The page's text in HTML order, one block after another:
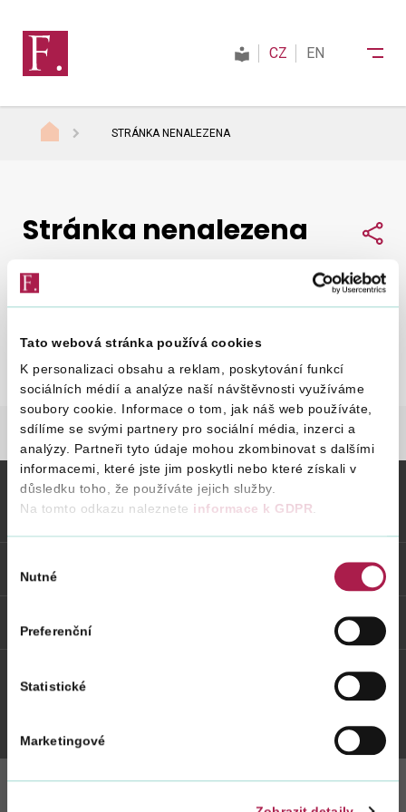
Tato webová stránka používá cookies
K personalizaci obsahu a reklam, poskytování funkcí
sociálních médií a analýze naší návštěvnosti využíváme
soubory cookie. Informace o tom, jak náš web používáte,
sdílíme se svými partnery pro sociální média, inzerci a
analýzy. Partneři tyto údaje mohou zkombinovat s dalšími
informacemi, které jste jim poskytli nebo které získali v
důsledku toho, že používáte jejich služby.
Na tomto odkazu naleznete informace k GDPR.
souhlasu
Nutné
Preferenční
Statistické
Marketingové
Daně
Mezinárodní spolupráce
Kontakty
Vyhledat na webu
CZ EN
STRÁNKA NENALEZENA
Nepodařilo se nám najít, co jste hledali.
znovu.
Stránka nenalezena
STRÁNKA NENALEZENA
Vybrané informace
Odkazy
Weby FS
Instagram